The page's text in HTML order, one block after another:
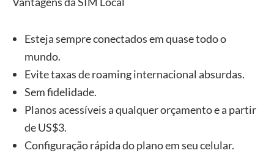
Esteja sempre conectados em quase todo o
mundo.
Evite taxas de roaming internacional absurdas.
Sem fidelidade.
Planos acessíveis a qualquer orçamento e a partir
de US$3.
Configuração rápida do plano em seu celular.